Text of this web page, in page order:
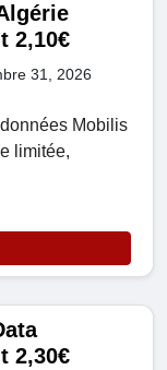
2,10€
31, 2026
Mobilis
limitée,
2,30€